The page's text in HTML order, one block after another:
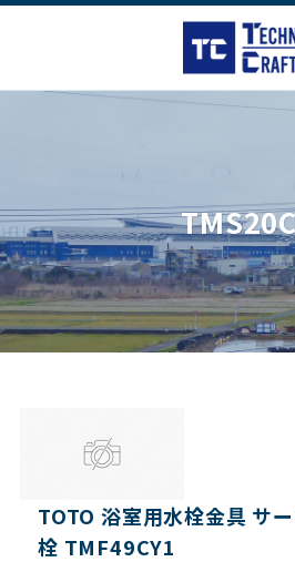
TOTO 浴室用水栓金具 サ
栓 TMF49CY1